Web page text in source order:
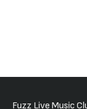
Fuzz Live Music